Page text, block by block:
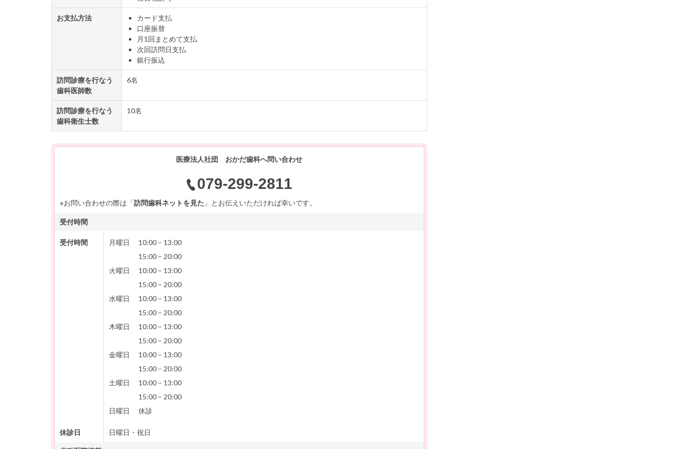
お支払方法
カード支払
口座振替
月1回まとめて支払
次回訪問日支払
銀行振込
訪問診療を行なう
歯科医師数
6名
訪問診療を行なう
歯科衛生士数
10名
医療法人社団 おかだ歯科へ問い合わせ
079-299-2811
※お問い合わせの際は「訪問歯科ネットを見た 」とお伝えいただければ幸いです。
受付時間
受付時間 月曜日 10:00 – 13:00
15:00 – 20:00
火曜日
10:00 – 13:00
15:00 – 20:00
水曜日
10:00 – 13:00
15:00 – 20:00
木曜日
10:00 – 13:00
15:00 – 20:00
金曜日
10:00 – 13:00
15:00 – 20:00
土曜日
10:00 – 13:00
15:00 – 20:00
日曜日
休診
休診日 日曜日・祝日